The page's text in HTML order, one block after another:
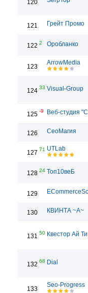
120
121 Грейт Промо
122 2 Оробланко
123
ArrowMedia
124 33 Visual-Group
125 -9 Веб-студия
126 СеоМагия
127 71 UTLab
128 24 Топ10веБ
129
130 КВИНТА ~А~
131 50 Квестор Ай Ти
132 68 Dial
133
Seo-Progress